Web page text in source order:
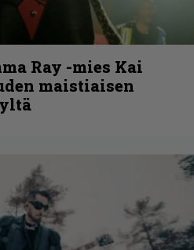
Ray -mies Kai
maistiaisen